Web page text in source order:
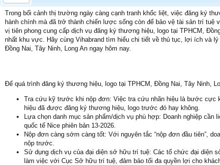
Trong bối cảnh thị trường ngày càng cạnh tranh khốc liệt, việc đăng ký
hành chính mà đã trở thành chiến lược sống còn để bảo vệ tài sản trí
vị tiên phong cung cấp dịch vụ đăng ký thương hiệu, logo tại TPHCM,
nhất khu vực. Hãy cùng Vihabrand tìm hiểu chi tiết về thủ tục, lợi ích và
Đồng Nai, Tây Ninh, Long An ngay hôm nay.
Để quá trình đăng ký thương hiệu, logo tại TPHCM, Đồng Nai, Tây Ninh,
Tra cứu kỹ trước khi nộp đơn: Việc tra cứu nhãn hiệu là bước cực
hiệu đã được đăng ký thương hiệu, logo trước đó hay không.
Lựa chọn danh mục sản phẩm/dịch vụ phù hợp: Doanh nghiệp
quốc tế Nice phiên bản 13-2026.
Nộp đơn càng sớm càng tốt: Với nguyên tắc “nộp đơn đầu tiên”,
nộp trước.
Sử dụng dịch vụ của đại diện sở hữu trí tuệ: Các tổ chức đại diện
làm việc với Cục Sở hữu trí tuệ, đảm bảo tối đa quyền lợi cho